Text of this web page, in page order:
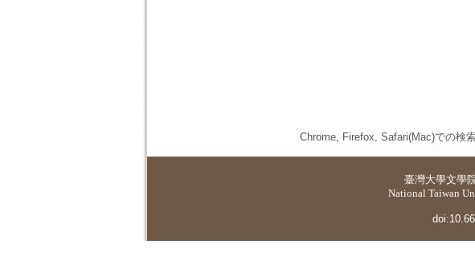
Chrome, Firefox, Safari(Mac)での検
臺灣大學文學
National Taiwan